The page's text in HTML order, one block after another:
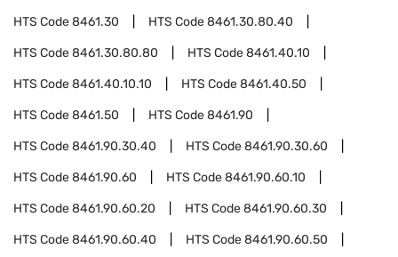
HTS Code8461.30 HTS Code8461.30.80.40
HTS Code8461.30.80.80 HTS Code8461.40.10
HTS Code8461.40.10.10 HTS Code8461.40.50
HTS Code8461.50 HTS Code8461.90
HTS Code8461.90.30.40 HTS Code8461.90.30.60
HTS Code8461.90.60 HTS Code8461.90.60.10
HTS Code8461.90.60.20 HTS Code8461.90.60.30
HTS Code8461.90.60.40 HTS Code8461.90.60.50